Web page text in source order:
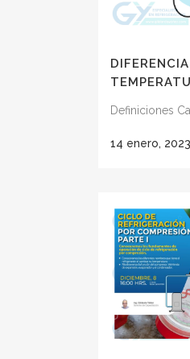
Definiciones
14 enero, 2023